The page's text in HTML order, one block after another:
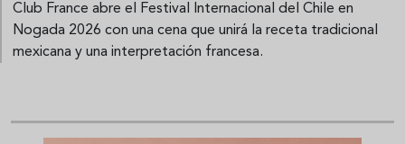
Club France abre el Festival Internacional del Chile en
Nogada 2026 con una cena que unirá la receta tradicional
mexicana y una interpretación francesa.